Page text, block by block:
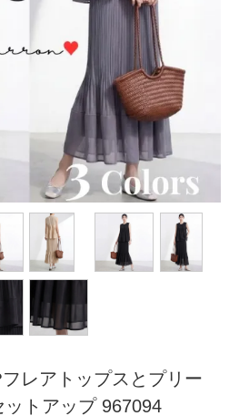
レアトップスとプリー
トアップ 967094